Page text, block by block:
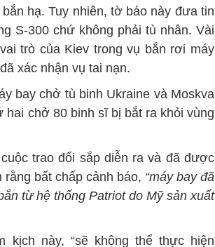
hạ. Tuy nhiên, tờ báo này đưa tin
S-300 chứ không phải tù nhân. Vài
trò của Kiev trong vụ bắn rơi máy
xác nhận vụ tai nạn.
bay chở tù binh Ukraine và Moskva
chở 80 binh sĩ bị bắt ra khỏi vùng
trao đổi sắp diễn ra và đã được
bất chấp cảnh báo, “máy bay đã
từ hệ thống Patriot do Mỹ sản xuất
kịch này, “sẽ không thể thực hiện